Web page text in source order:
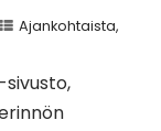
Ajankohtaista,